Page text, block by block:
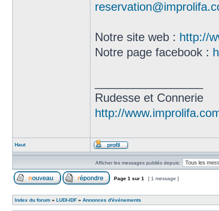
Notre site web : http://
Notre page facebook :
Rudesse et Connerie
http://
Haut
Afficher les messages publiés depuis:
Page 1 sur 1 [ 1 message ]
Index du forum » LUDI-IDF » Annonces d'événements